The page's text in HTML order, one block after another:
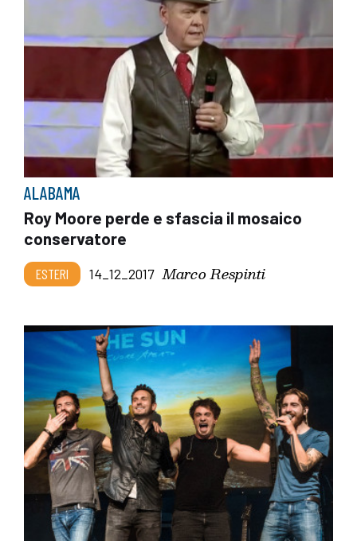
ALABAMA
Roy Moore perde e sfascia il mosaico
conservatore
ESTERI 14_12_2017 Marco Respinti